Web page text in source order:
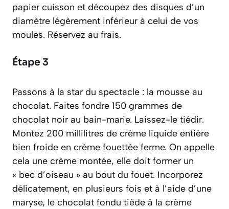
papier cuisson et découpez des disques d’un
diamètre légèrement inférieur à celui de vos
moules. Réservez au frais.
Étape 3
Passons à la star du spectacle : la mousse au
chocolat. Faites fondre 150 grammes de
chocolat noir au bain-marie. Laissez-le tiédir.
Montez 200 millilitres de crème liquide entière
bien froide en crème fouettée ferme. On appelle
cela une crème montée, elle doit former un
« bec d’oiseau » au bout du fouet. Incorporez
délicatement, en plusieurs fois et à l’aide d’une
maryse, le chocolat fondu tiède à la crème